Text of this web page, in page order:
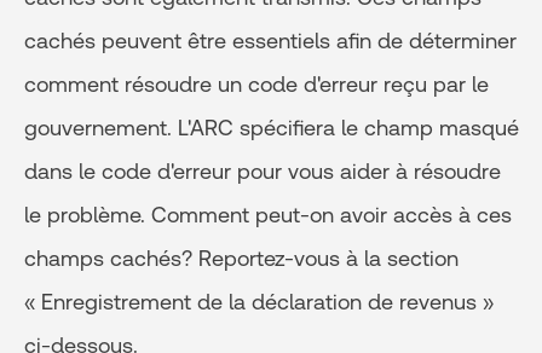
cachés peuvent être essentiels afin de déterminer
comment résoudre un code d'erreur reçu par le
gouvernement. L'ARC spécifiera le champ masqué
dans le code d'erreur pour vous aider à résoudre
le problème. Comment peut-on avoir accès à ces
champs cachés? Reportez-vous à la section
« Enregistrement de la déclaration de revenus »
ci-dessous.